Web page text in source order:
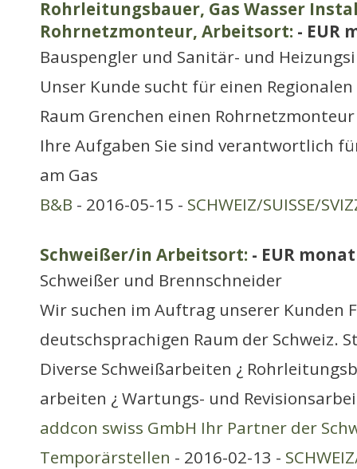
Rohrleitungsbauer, Gas Wasser
Rohrnetzmonteur, Arbeitsort: - EUR
Bauspengler und Sanitär- und
Unser Kunde sucht für einen
Raum Grenchen einen
Ihre Aufgaben Sie sind verantwortlich
am Gas
B&B - 2016-05-15 - SCHWEIZ/SUISSE/
Schweißer/in Arbeitsort: - EUR
Schweißer und Brennschneider
Wir suchen im Auftrag unserer Kunden
deutschsprachigen Raum der Schweiz.
Diverse Schweißarbeiten ¿
arbeiten ¿ Wartungs- und
addcon swiss GmbH Ihr Partner der
Temporärstellen - 2016-02-13 -